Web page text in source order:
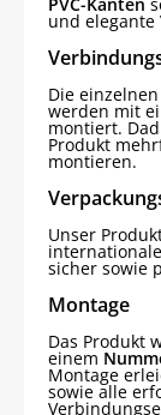
und elegante
Die
werden mit
montiert.
Produkt
montieren.
Unser
sicher sowie
Montage
Das Produkt
einem
Montage
sowie alle